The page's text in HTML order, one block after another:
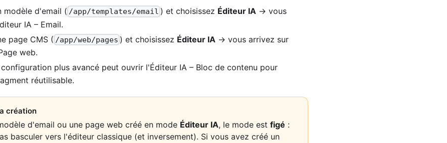
modèle d'email ( /app/templates/email ) et choisissez Éditeur IA → vous
IA – Email.
page CMS ( /app/web/pages ) et choisissez Éditeur IA → vous arrivez sur
web.
plus avancé peut ouvrir l'Éditeur IA – Bloc de contenu pour
réutilisable.
création
d'email ou une page web créé en mode Éditeur IA, le mode est figé :
basculer vers l'éditeur classique (et inversement). Si vous avez créé un